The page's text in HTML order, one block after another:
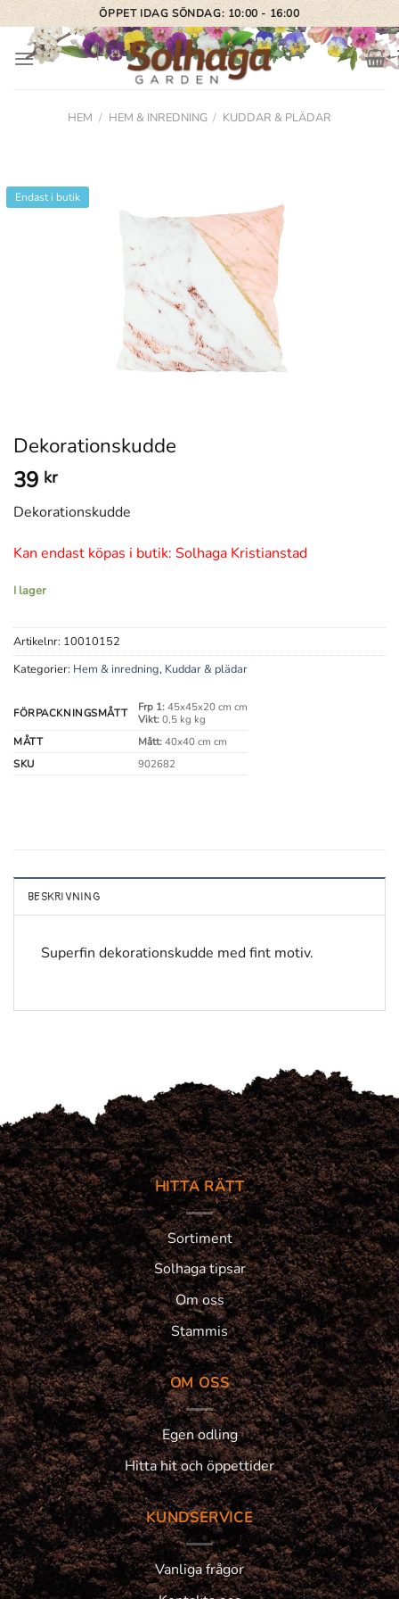
Skip
to
content
ÖPPET IDAG SÖNDAG: 10:00 - 16:00
HEM / HEM & INREDNING / KUDDAR & PLÄDAR
Endast i butik
Dekorationskudde
39 kr
Dekorationskudde
Kan endast köpas i butik: Solhaga Kristianstad
I lager
Artikelnr: 10010152
Kategorier: Hem & inredning, Kuddar & plädar
FÖRPACKNINGSMÅTT Frp 1:45x45x20 cm cm
Vikt:0,5 kg kg
MÅTT
Mått:40x40 cm cm
SKU
902682
BESKRIVNING
Superfin dekorationskudde med fint motiv.
HITTA RÄTT
Sortiment
Solhaga tipsar
Om oss
Stammis
OM OSS
Egen odling
Hitta hit och öppettider
KUNDSERVICE
Vanliga frågor